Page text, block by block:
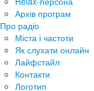
Архів програм
Про радіо
Міста і частоти
Як слухати онлайн
Лайфстайл
Контакти
Логотип